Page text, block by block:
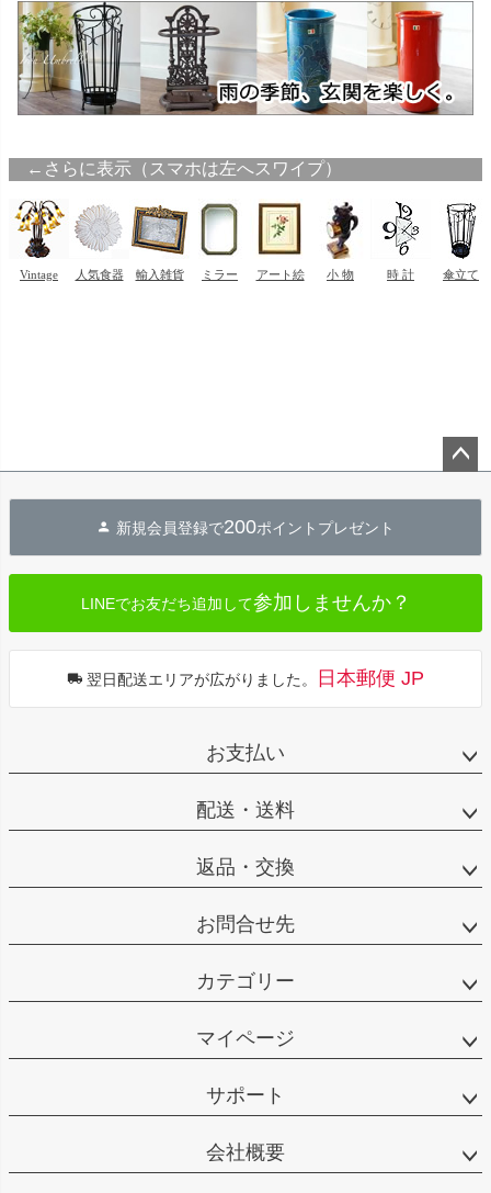
へ
新規会員登録で200ポイントプレゼント
LINEでお友だち追加して参加しませんか？
翌日配送エリアが広がりました。 日本郵便 JP
お支払い
配送・送料
返品・交換
お問合せ先
カテゴリー
マイページ
サポート
会社概要